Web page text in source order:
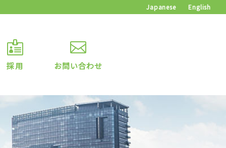
Japanese English
採用 お問い合わせ